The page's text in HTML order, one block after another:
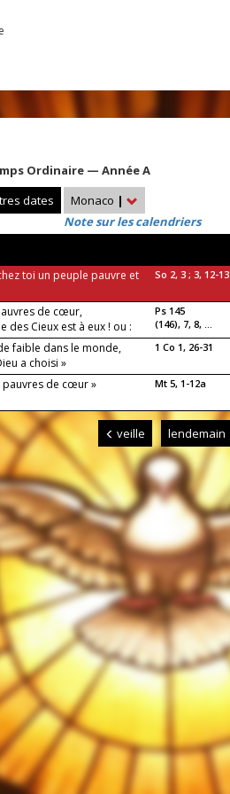
Ordinaire — Année A
dates Monaco |
Note sur les calendriers
toi un peuple pauvre et
So 2, 3 ; 3, 12-13
de cœur,
des Cieux est à eux ! ou :
Ps 145
(146), 7, 8, ...
faible dans le monde,
a choisi »
1 Co 1, 26-31
pauvres de cœur » Mt 5, 1-12a
veille lendemain